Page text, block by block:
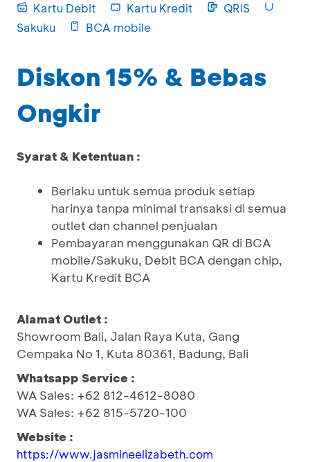
Kartu Debit Kartu Kredit
QRIS
Sakuku
BCA mobile
Diskon 15% & Bebas
Ongkir
Syarat & Ketentuan :
Berlaku untuk semua produk setiap
harinya tanpa minimal transaksi di semua
outlet dan channel penjualan
Pembayaran menggunakan QR di BCA
mobile/Sakuku, Debit BCA dengan chip,
Kartu Kredit BCA
Alamat Outlet :
Showroom Bali, Jalan Raya Kuta, Gang
Cempaka No 1, Kuta 80361, Badung, Bali
Whatsapp Service :
WA Sales: +62 812-4612-8080
WA Sales: +62 815-5720-100
Website :
https://www.jasmineelizabeth.com